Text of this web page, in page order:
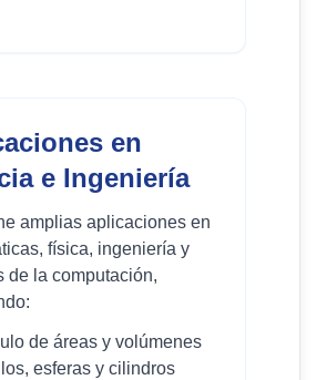
en
e Ingeniería
amplias aplicaciones en
física, ingeniería y
de la computación,
de áreas y volúmenes
esferas y cilindros